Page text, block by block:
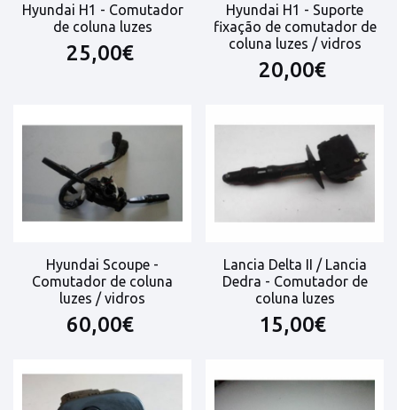
Hyundai H1 - Comutador
de coluna luzes
25,00€
Hyundai H1 - Suporte
fixação de comutador de
coluna luzes / vidros
20,00€
Hyundai Scoupe -
Comutador de coluna
luzes / vidros
60,00€
Lancia Delta II / Lancia
Dedra - Comutador de
coluna luzes
15,00€